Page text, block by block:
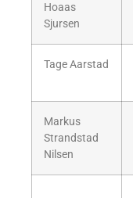
Hoaas
Sjursen
Tage Aarstad
Markus
Strandstad
Nilsen